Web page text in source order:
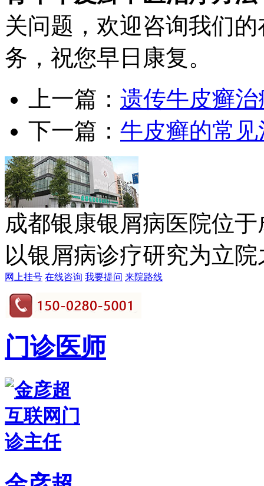
关问题，欢迎咨询我们
务，祝您早日康复。
上一篇： 遗传牛皮癣
下一篇： 牛皮癣的常
成都银康银屑病医院位
以银屑病诊疗研究为立院
网上挂号 在线咨询 我要提问 来院路线
门诊医师